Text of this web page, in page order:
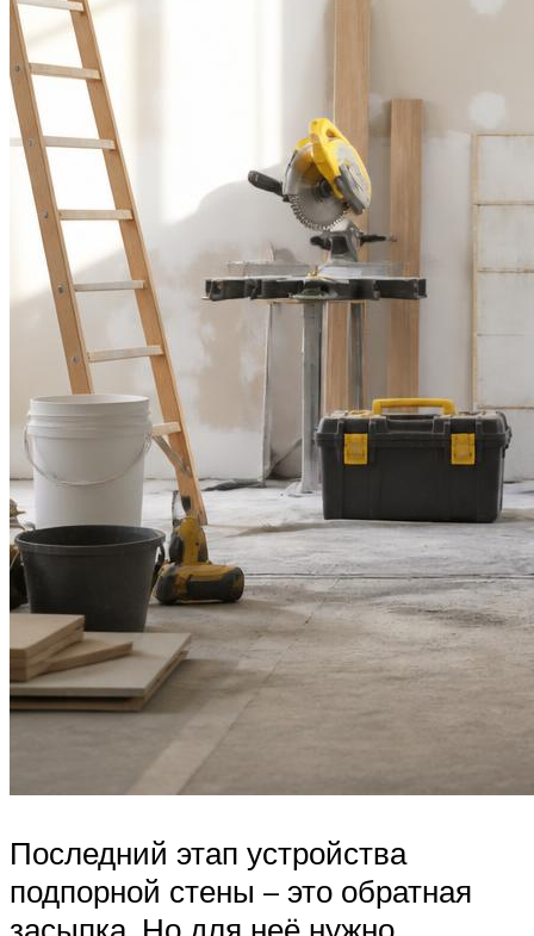
Последний этап устройства
подпорной стены – это обратная